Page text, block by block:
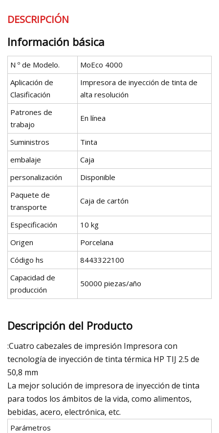
DESCRIPCIÓN
Información básica
N º de Modelo.
MoEco 4000
Aplicación de
Clasificación
Impresora de inyección de tinta de
alta resolución
Patrones de
trabajo
En línea
Suministros
Tinta
embalaje
Caja
personalización
Disponible
Paquete de
transporte
Caja de cartón
Especificación
10 kg
Origen
Porcelana
Código hs
8443322100
Capacidad de
producción
50000 piezas/año
Descripción del Producto
:Cuatro cabezales de impresión Impresora con
tecnología de inyección de tinta térmica HP TIJ 2.5 de
50,8 mm
La mejor solución de impresora de inyección de tinta
para todos los ámbitos de la vida, como alimentos,
bebidas, acero, electrónica, etc.
Parámetros